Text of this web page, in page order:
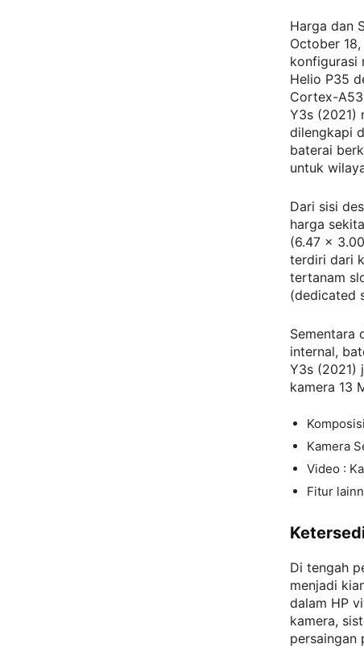
Harga dan
October
konfigurasi
Helio P35
Cortex-
Y3s (2021)
dilengkapi
baterai
untuk
Dari sisi
harga
(6.47 x
terdiri dari
tertanam
(dedicated
Sementara
internal,
Y3s (2021)
kamera 13
Kamera
Video :
Fitur
Di tengah
menjadi
dalam HP
kamera,
persaingan